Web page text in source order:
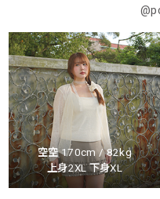
空空 170cm / 82kg
上身2XL 下身XL